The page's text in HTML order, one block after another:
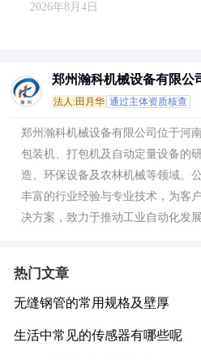
2026年8月4日
郑州瀚科机械设备有限公
法人:田月华 通过主体资质核查
郑州瀚科机械设备有限公司位于河
包装机、打包机及自动定量设备的
造、环保设备及农林机械等领域。
丰富的行业经验与专业技术，为客
决方案，致力于推动工业自动化发展
热门文章
无缝钢管的常用规格及壁厚
生活中常见的传感器有哪些呢